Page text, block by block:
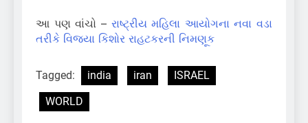
આ પણ વાંચો – રાષ્ટ્રીય મહિલા આયોગના નવા વડા
તરીકે વિજયા કિશોર રાહટકરની નિમણૂક
Tagged: india iran
ISRAEL
WORLD